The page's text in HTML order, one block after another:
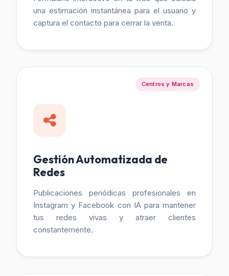
una estimación instantánea para el usuario y
captura el contacto para cerrar la venta.
Centros y Marcas
Gestión Automatizada de
Redes
Publicaciones periódicas profesionales en
Instagram y Facebook con IA para mantener
tus redes vivas y atraer clientes
constantemente.